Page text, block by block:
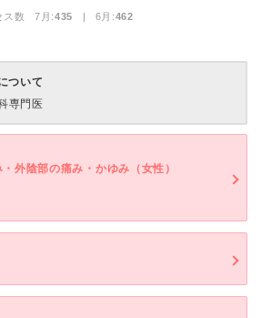
ス数 7月:435 | 6月:462
ついて
専門医
外陰部の痛み・かゆみ（女性）